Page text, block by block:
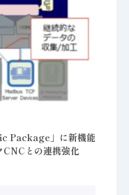
Package」に新機能
との連携強化